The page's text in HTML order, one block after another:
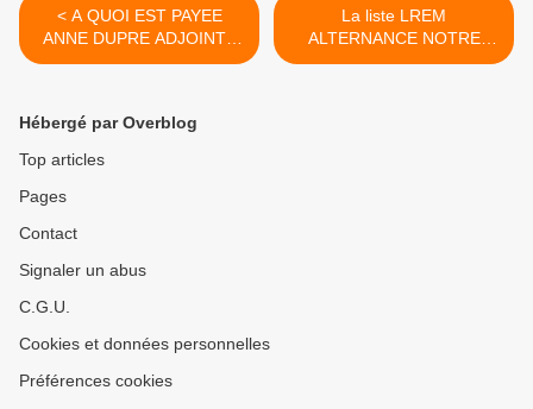
< A QUOI EST PAYEE
ANNE DUPRE ADJOINTE
AU SOCIAL ?
La liste LREM
ALTERNANCE NOTRE
PARTI C'EST TARNOS "tout
Hébergé par Overblog
Top articles
Pages
Contact
Signaler un abus
C.G.U.
Cookies et données personnelles
Préférences cookies